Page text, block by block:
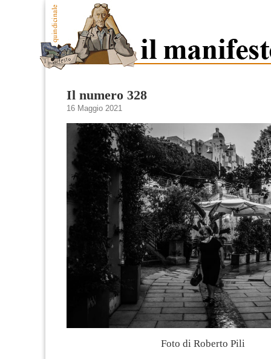
Il numero 328
16 Maggio 2021
Foto di Roberto Pili